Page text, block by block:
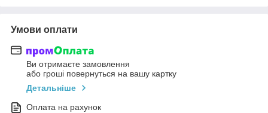
Умови оплати
Ви отримаєте замовлення
або гроші повернуться на вашу картку
Детальніше
Оплата на рахунок